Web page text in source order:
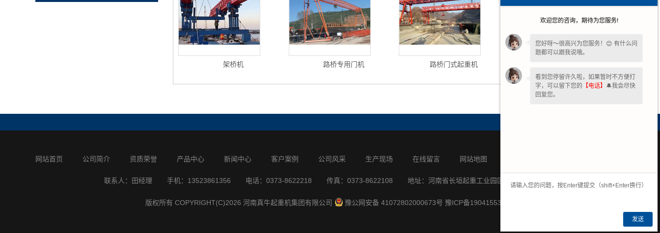
架桥机 路桥专用门机 路桥门式起重机
网站首页 公司简介 资质荣誉 产品中心 新闻中心 客户案例 公司风采 生产现场 在线留言 网站地图
联系人：田经理 手机：13523861356 电话：0373-8622218 传真：0373-8622108 地址：河南省长垣起重工业园区纬七路中段16号
版权所有 COPYRIGHT(C)2026 河南真牛起重机集团有限公司 豫公网安备 41072802000673号 豫ICP备19041553号-1
欢迎您的咨询，期待为您服务!
您好呀～很高兴为您服务！😊 有什么问
题都可以跟我说哦。
看到您停留许久啦，如果暂时不方便打
字，可以留下您的 【电话】 🔔我会尽快
回复您。
发送